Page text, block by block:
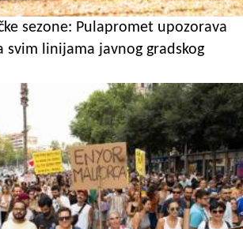
sezone: Pulapromet upozorava
svim linijama javnog gradskog